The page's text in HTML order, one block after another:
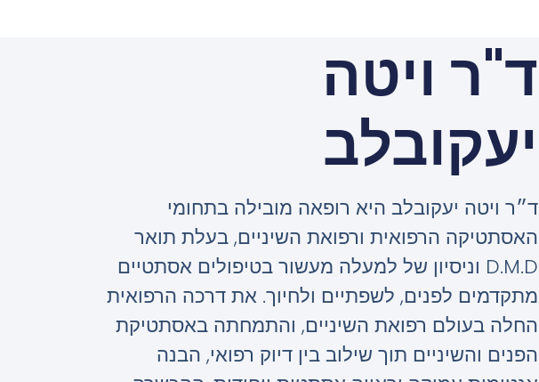
ד"ר ויטה
יעקובלב
ד״ר ויטה יעקובלב היא רופאה מובילה בתחומי
האסתטיקה הרפואית ורפואת השיניים, בעלת תואר
D.M.D וניסיון של למעלה מעשור בטיפולים אסתטיים
מתקדמים לפנים, לשפתיים ולחיוך. את דרכה הרפואית
החלה בעולם רפואת השיניים, והתמחתה באסתטיקת
הפנים והשיניים תוך שילוב בין דיוק רפואי, הבנה